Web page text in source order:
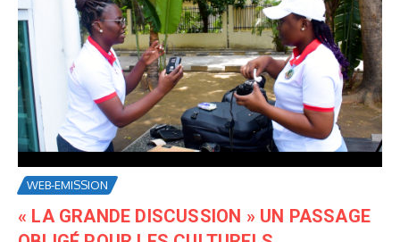
WEB-EMISSION
« LA GRANDE DISCUSSION » UN PASSAGE